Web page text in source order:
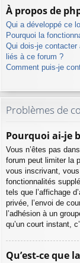
À propos de
Qui a développé ce
Pourquoi la
Qui dois-je contacter
liés à ce forum ?
Comment puis-je
Problèmes de
Pourquoi ai-je
Vous n’êtes pas
forum peut limiter la
vous inscrivant,
fonctionnalités
tels que l’affichage
privée, l’envoi de
l’adhésion à un
qu’un court instant,
Qu’est-ce que